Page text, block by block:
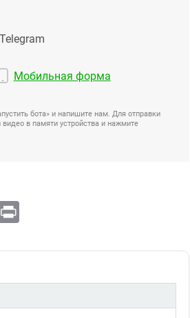
Мобильная форма
бота» и напишите нам. Для отправки
в памяти устройства и нажмите